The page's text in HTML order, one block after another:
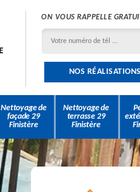
ON VOUS RAPPELLE
NOS RÉALISATIONS
Nettoyage de
façade 29
Finistère
Nettoyage de
terrasse 29
Finistère